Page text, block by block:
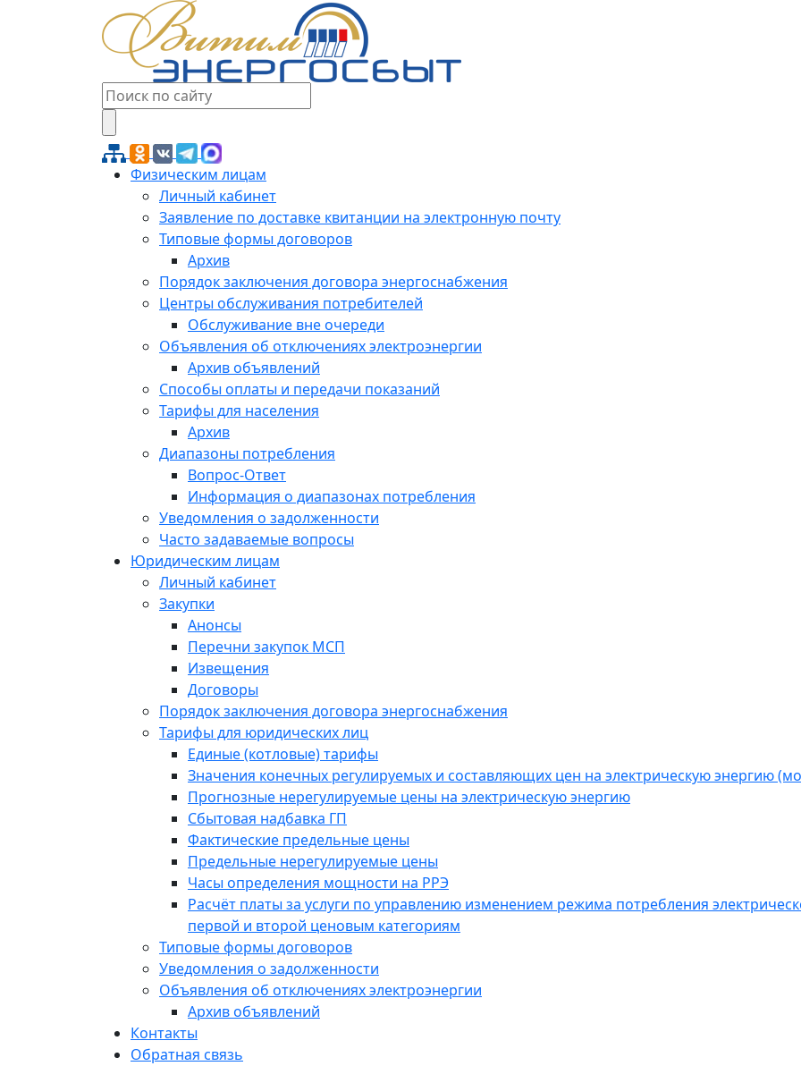
Физическим лицам
Личный кабинет
Заявление по доставке квитанции на электронную почту
Типовые формы договоров
Архив
Порядок заключения договора энергоснабжения
Центры обслуживания потребителей
Обслуживание вне очереди
Объявления об отключениях электроэнергии
Архив объявлений
Способы оплаты и передачи показаний
Тарифы для населения
Архив
Диапазоны потребления
Вопрос-Ответ
Информация о диапазонах потребления
Уведомления о задолженности
Часто задаваемые вопросы
Юридическим лицам
Личный кабинет
Закупки
Анонсы
Перечни закупок МСП
Извещения
Договоры
Порядок заключения договора энергоснабжения
Тарифы для юридических лиц
Единые (котловые) тарифы
Значения конечных регулируемых и составляющих цен на электрическую энергию
Прогнозные нерегулируемые цены на электрическую энергию
Сбытовая надбавка ГП
Фактические предельные цены
Предельные нерегулируемые цены
Часы определения мощности на РРЭ
Расчёт платы за услуги по управлению изменением режима потребления
первой и второй ценовым категориям
Типовые формы договоров
Уведомления о задолженности
Объявления об отключениях электроэнергии
Архив объявлений
Контакты
Обратная связь